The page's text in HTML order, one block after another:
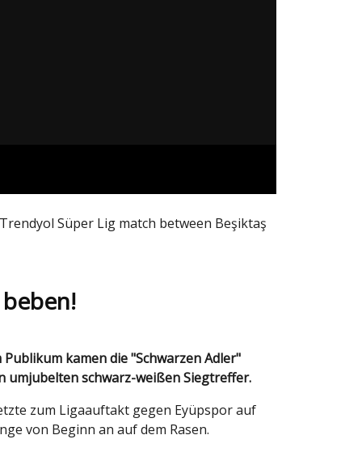
Süper Lig match between Beşiktaş
umjubelten schwarz-weißen Siegtreffer.
zum Ligaauftakt gegen Eyüpspor auf
von Beginn an auf dem Rasen.